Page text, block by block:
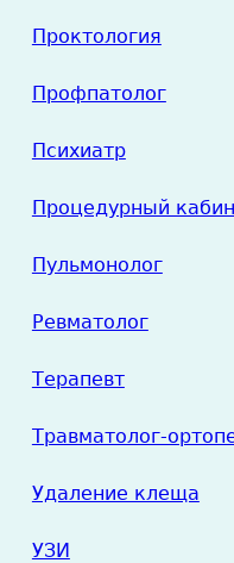
Проктология
Профпатолог
Психиатр
Процедурный
Пульмонолог
Ревматолог
Терапевт
Травматолог-
Удаление клеща
УЗИ